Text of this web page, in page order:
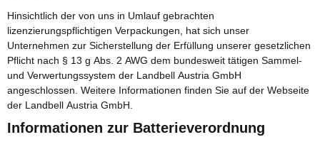
Hinsichtlich der von uns in Umlauf gebrachten
lizenzierungspflichtigen Verpackungen, hat sich unser
Unternehmen zur Sicherstellung der Erfüllung unserer gesetzlichen
Pflicht nach § 13 g Abs. 2 AWG dem bundesweit tätigen Sammel-
und Verwertungssystem der Landbell Austria GmbH
angeschlossen. Weitere Informationen finden Sie auf der Webseite
der Landbell Austria GmbH.
Informationen zur Batterieverordnung